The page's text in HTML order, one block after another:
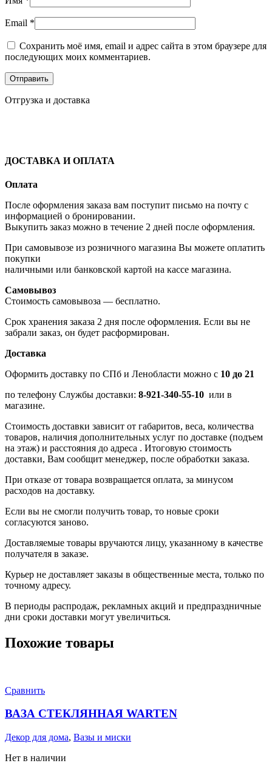
Email *
Сохранить моё имя, email и адрес сайта в этом браузере для
последующих моих комментариев.
Отгрузка и доставка
ДОСТАВКА И ОПЛАТА
Оплата
После оформления заказа вам поступит письмо на почту с
информацией о бронировании.
Выкупить заказ можно в течение 2 дней после оформления.
При самовывозе из розничного магазина Вы можете оплатить
покупки
наличными или банковской картой на кассе магазина.
Самовывоз
Стоимость самовывоза — бесплатно.
Срок хранения заказа 2 дня после оформления. Если вы не
забрали заказ, он будет расформирован.
Доставка
Оформить доставку по СПб и Ленобласти можно с 10 до 21
по телефону Службы доставки: 8-921-340-55-10 или в
магазине.
Стоимость доставки зависит от габаритов, веса, количества
товаров, наличия дополнительных услуг по доставке (подъем
на этаж) и расстояния до адреса . Итоговую стоимость
доставки, Вам сообщит менеджер, после обработки заказа.
При отказе от товара возвращается оплата, за минусом
расходов на доставку.
Если вы не смогли получить товар, то новые сроки
согласуются заново.
Доставляемые товары вручаются лицу, указанному в качестве
получателя в заказе.
Курьер не доставляет заказы в общественные места, только по
точному адресу.
В периоды распродаж, рекламных акций и предпраздничные
дни сроки доставки могут увеличиться.
Похожие товары
Сравнить
ВАЗА СТЕКЛЯННАЯ WARTEN
Декор для дома, Вазы и миски
Нет в наличии